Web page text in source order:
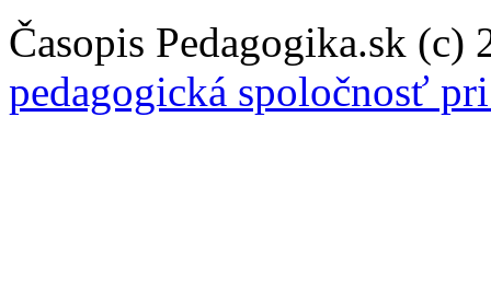
Časopis Pedagogika.sk
pedagogická spoločnosť